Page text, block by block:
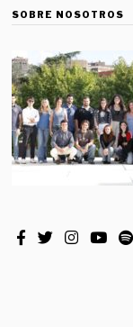
SOBRE NOSOTROS